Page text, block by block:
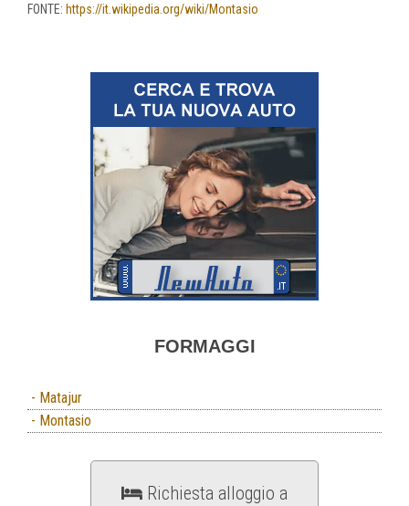
FONTE: https://it.wikipedia.org/wiki/Montasio
FORMAGGI
- Matajur
- Montasio
Richiesta alloggio a